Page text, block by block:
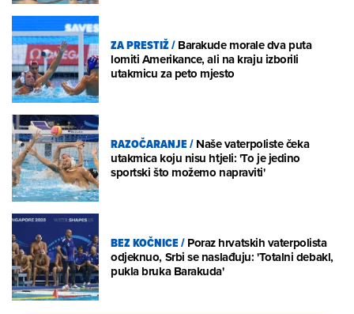
ZA PRESTIŽ/Barakude morale dva puta
lomiti Amerikance, ali na kraju izborili
utakmicu za peto mjesto
RAZOČARANJE/Naše vaterpoliste čeka
utakmica koju nisu htjeli: 'To je jedino
sportski što možemo napraviti'
BEZ KOČNICE/Poraz hrvatskih vaterpolista
odjeknuo, Srbi se naslađuju: 'Totalni debakl,
pukla bruka Barakuda'